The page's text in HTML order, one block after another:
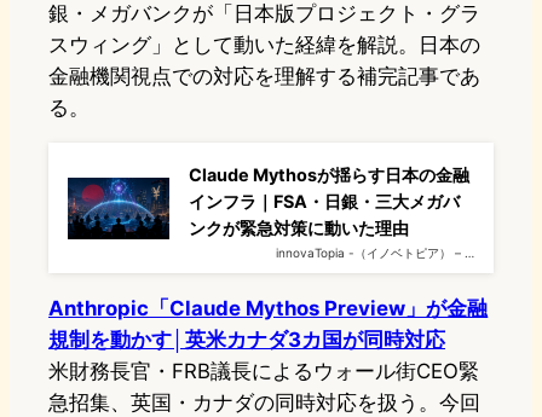
銀・メガバンクが「日本版プロジェクト・グラ
スウィング」として動いた経緯を解説。日本の
金融機関視点での対応を理解する補完記事であ
る。
Claude Mythosが揺らす日本の金融
インフラ｜FSA・日銀・三大メガバ
ンクが緊急対策に動いた理由
innovaTopia -（イノベトピア） – …
Anthropic「Claude Mythos Preview」が金融
規制を動かす│英米カナダ3カ国が同時対応
米財務長官・FRB議長によるウォール街CEO緊
急招集、英国・カナダの同時対応を扱う。今回